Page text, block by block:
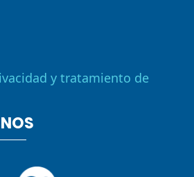
y tratamiento de